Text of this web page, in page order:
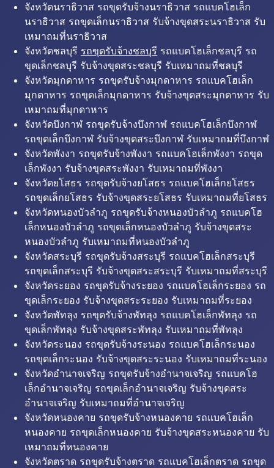
จังหวัดนราธิวาส รถขุดรับจ้างนราธิวาส รถแบคโฮเล็ก
นราธิวาส รถขุดเล็กนราธิวาส รับจ้างขุดสระนราธิวาส รับ
เหมาถมที่นราธิวาส
จังหวัดชลบุรี รถขุดรับจ้างชลบุรี รถแบคโฮเล็กชลบุรี รถ
ขุดเล็กชลบุรี รับจ้างขุดสระชลบุรี รับเหมาถมที่ชลบุรี
จังหวัดมุกดาหาร รถขุดรับจ้างมุกดาหาร รถแบคโฮเล็ก
มุกดาหาร รถขุดเล็กมุกดาหาร รับจ้างขุดสระมุกดาหาร รับ
เหมาถมที่มุกดาหาร
จังหวัดบึงกาฬ รถขุดรับจ้างบึงกาฬ รถแบคโฮเล็กบึงกาฬ
รถขุดเล็กบึงกาฬ รับจ้างขุดสระบึงกาฬ รับเหมาถมที่บึงกาฬ
จังหวัดพังงา รถขุดรับจ้างพังงา รถแบคโฮเล็กพังงา รถขุด
เล็กพังงา รับจ้างขุดสระพังงา รับเหมาถมที่พังงา
จังหวัดยโสธร รถขุดรับจ้างยโสธร รถแบคโฮเล็กยโสธร
รถขุดเล็กยโสธร รับจ้างขุดสระยโสธร รับเหมาถมที่ยโสธร
จังหวัดหนองบัวลำภู รถขุดรับจ้างหนองบัวลำภู รถแบคโฮ
เล็กหนองบัวลำภู รถขุดเล็กหนองบัวลำภู รับจ้างขุดสระ
หนองบัวลำภู รับเหมาถมที่หนองบัวลำภู
จังหวัดสระบุรี รถขุดรับจ้างสระบุรี รถแบคโฮเล็กสระบุรี
รถขุดเล็กสระบุรี รับจ้างขุดสระสระบุรี รับเหมาถมที่สระบุรี
จังหวัดระยอง รถขุดรับจ้างระยอง รถแบคโฮเล็กระยอง รถ
ขุดเล็กระยอง รับจ้างขุดสระระยอง รับเหมาถมที่ระยอง
จังหวัดพัทลุง รถขุดรับจ้างพัทลุง รถแบคโฮเล็กพัทลุง รถ
ขุดเล็กพัทลุง รับจ้างขุดสระพัทลุง รับเหมาถมที่พัทลุง
จังหวัดระนอง รถขุดรับจ้างระนอง รถแบคโฮเล็กระนอง
รถขุดเล็กระนอง รับจ้างขุดสระระนอง รับเหมาถมที่ระนอง
จังหวัดอำนาจเจริญ รถขุดรับจ้างอำนาจเจริญ รถแบคโฮ
เล็กอำนาจเจริญ รถขุดเล็กอำนาจเจริญ รับจ้างขุดสระ
อำนาจเจริญ รับเหมาถมที่อำนาจเจริญ
จังหวัดหนองคาย รถขุดรับจ้างหนองคาย รถแบคโฮเล็ก
หนองคาย รถขุดเล็กหนองคาย รับจ้างขุดสระหนองคาย รับ
เหมาถมที่หนองคาย
จังหวัดตราด รถขุดรับจ้างตราด รถแบคโฮเล็กตราด รถขุด